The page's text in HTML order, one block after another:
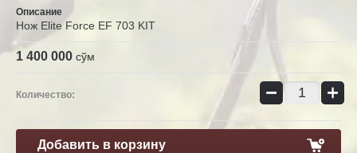
Описание
Нож Elite Force EF 703 KIT
1 400 000 сўм
Количество: − +
Добавить в корзину